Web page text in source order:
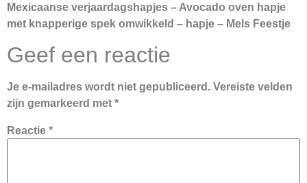
Mexicaanse verjaardagshapjes – Avocado oven hapje
met knapperige spek omwikkeld – hapje – Mels Feestje
Geef een reactie
Je e-mailadres wordt niet gepubliceerd. Vereiste velden
zijn gemarkeerd met *
Reactie *